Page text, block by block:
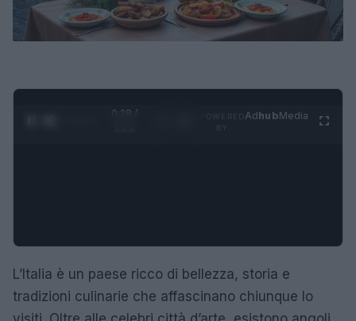
0:29 /
AdhubMedia
L’Italia è un paese ricco di bellezza, storia e
tradizioni culinarie che affascinano chiunque lo